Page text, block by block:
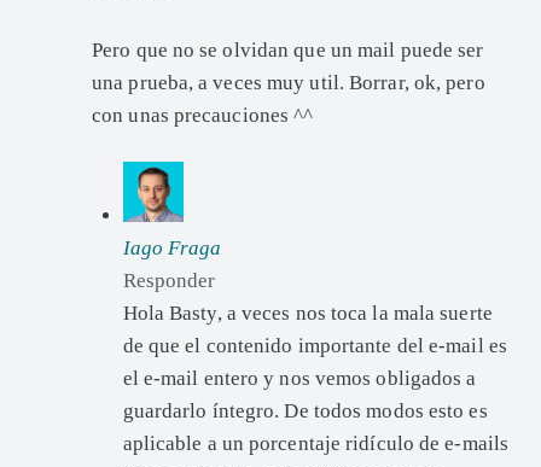
Pero que no se olvidan que un mail puede ser
una prueba, a veces muy util. Borrar, ok, pero
con unas precauciones ^^
Iago Fraga
Responder
Hola Basty, a veces nos toca la mala suerte
de que el contenido importante del e-mail es
el e-mail entero y nos vemos obligados a
guardarlo íntegro. De todos modos esto es
aplicable a un porcentaje ridículo de e-mails